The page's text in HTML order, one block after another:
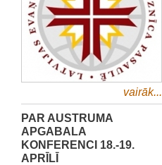
vairāk...
PAR AUSTRUMA
APGABALA
KONFERENCI 18.-19.
APRĪLĪ